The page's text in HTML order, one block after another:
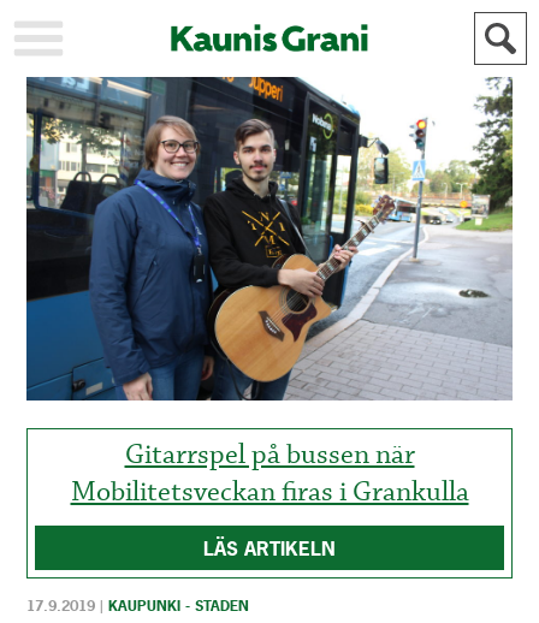
KAUPUNKI
STADEN
AJANKOHTAISTA
AKTUELLT
URHEILU
IDROTT
KULTTUURI
KULTUR
HISTORIA
HISTORIA
YLEINEN
ALLMÄN
MAINOSTAJILLE
FÖR
ANNONSÖRER
Gitarrspel på bussen när
Mobilitetsveckan firas i Grankulla
LÄS ARTIKELN
17.9.2019 |KAUPUNKI - STADEN